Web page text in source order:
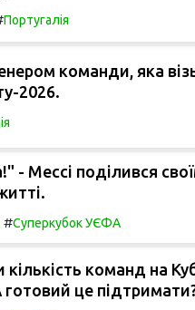
Португалія
команди, яка
2026.
- Мессі поділився
#Суперкубок УЄФА
команд на
це